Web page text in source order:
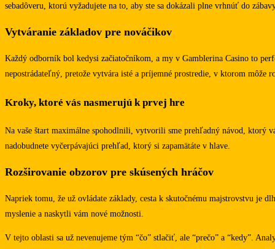
sebadôveru, ktorú vyžadujete na to, aby ste sa dokázali plne vrhnúť do
Vytváranie základov pre nováčikov
Každý odborník bol kedysi začiatočníkom, a my v Gamblerina Casino to
nepostrádateľný, pretože vytvára isté a príjemné prostredie, v ktorom môže
Kroky, ktoré vás nasmerujú k prvej hre
Na vaše štart maximálne spohodlnili, vytvorili sme prehľadný návod, ktorý
nadobudnete vyčerpávajúci prehľad, ktorý si zapamätáte v hlave.
Rozširovanie obzorov pre skúsených hráčov
Napriek tomu, že už ovládate základy, cesta k skutočnému majstrovstvu je
myslenie a naskytli vám nové možnosti.
V tejto oblasti sa už nevenujeme tým “čo” stlačiť, ale “prečo” a “kedy”.